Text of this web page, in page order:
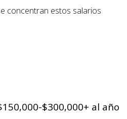
concentran estos salarios
$300,000+ al año